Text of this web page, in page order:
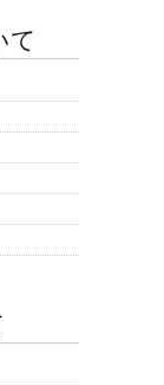
て